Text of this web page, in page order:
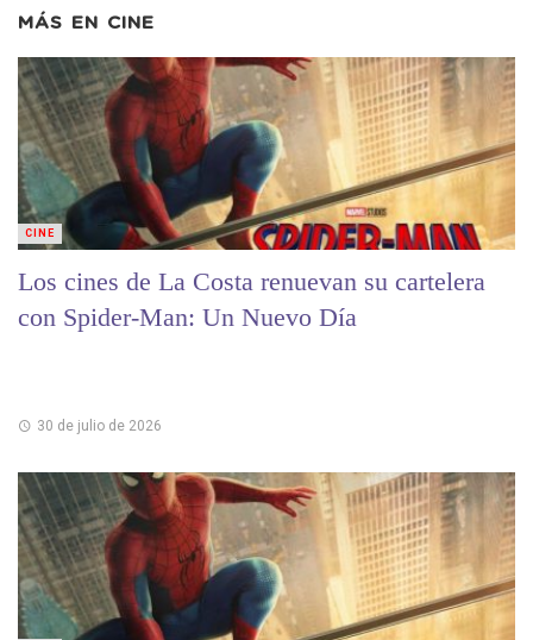
MÁS EN CINE
Los cines de La Costa renuevan su cartelera
con Spider-Man: Un Nuevo Día
30 de julio de 2026
CINE